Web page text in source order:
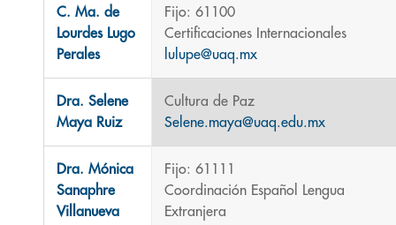
C. Ma. de
Lourdes Lugo
Perales
Fijo: 61100
Certificaciones Internacionales
lulupe@uaq.mx
Dra. Selene
Maya Ruiz
Cultura de Paz
Selene.maya@uaq.edu.mx
Dra. Mónica
Sanaphre
Villanueva
Fijo: 61111
Coordinación Español Lengua
Extranjera